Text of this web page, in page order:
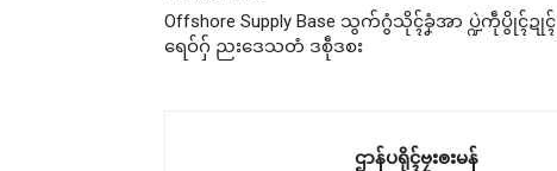
Offshore Supply Base သွက်ဂွံသိုၚ်ခၞံအာ ပ္ဍဲကဵုပွိုၚ်ဍုၚ်
ရေဝ်ဂှ် ညးဒေသတံ ဒစဵုဒစး
ဌာန်ပရိုၚ်ဗၠးၜးမန်